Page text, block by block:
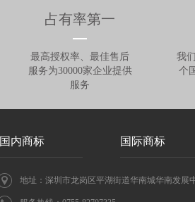
占有率第一
最高授权率、最佳售后
服务为30000家企业提供
服务
我
个
国内商标 国际商标
地址：深圳市龙岗区平湖街道华南城华南发展